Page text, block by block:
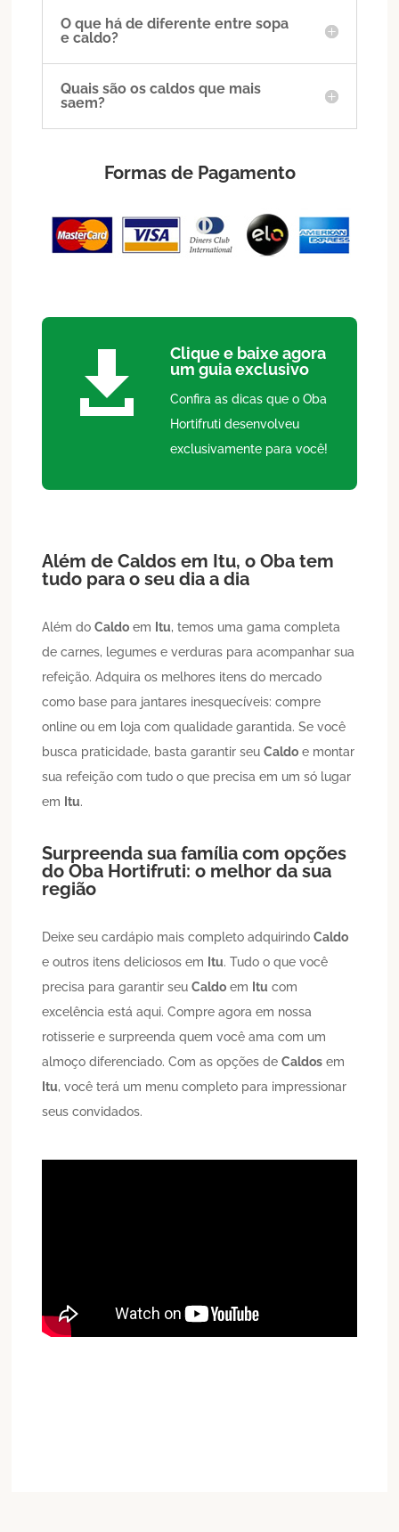
O que há de diferente entre sopa
e caldo?
Quais são os caldos que mais
saem?
Formas de Pagamento

Clique e baixe agora
um guia exclusivo
Confira as dicas que o Oba
Hortifruti desenvolveu
exclusivamente para você!
Além deCaldos em Itu, o Oba tem
tudo para o seu dia a dia
Além doCaldo em Itu, temos uma gama completa
de carnes, legumes e verduras para acompanhar sua
refeição. Adquira os melhores itens do mercado
como base para jantares inesquecíveis: compre
online ou em loja com qualidade garantida. Se você
busca praticidade, basta garantir seuCaldo e montar
sua refeição com tudo o que precisa em um só lugar
em Itu.
Surpreenda sua família com opções
do Oba Hortifruti: o melhor da sua
região
Deixe seu cardápio mais completo adquirindoCaldo
e outros itens deliciosos em Itu. Tudo o que você
precisa para garantir seuCaldo em Itu com
excelência está aqui. Compre agora em nossa
rotisserie e surpreenda quem você ama com um
almoço diferenciado. Com as opções deCaldos em
Itu, você terá um menu completo para impressionar
seus convidados.